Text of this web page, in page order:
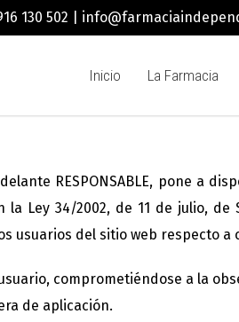
130 502 |
Inicio La Farmacia
RESPONSABLE, pone a
Ley 34/2002, de 11 de julio,
usuarios del sitio web respecto
comprometiéndose a la
de aplicación.